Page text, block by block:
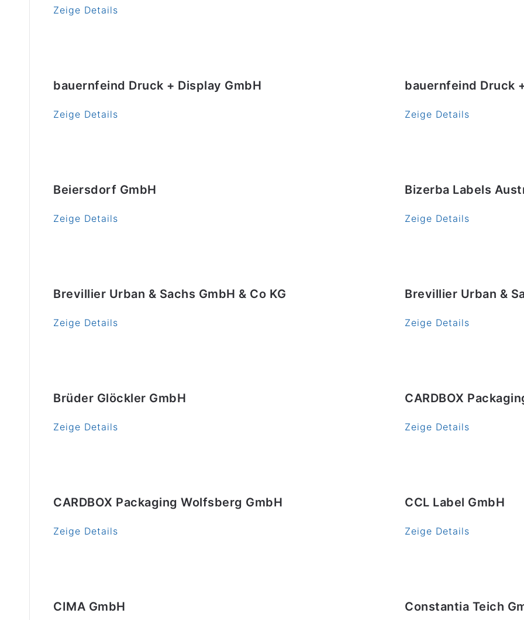
Zeige Details
bauernfeind Druck + Display GmbH
Zeige Details
bauernfeind Druck
Zeige Details
Beiersdorf GmbH
Zeige Details
Bizerba Labels
Zeige Details
Brevillier Urban & Sachs GmbH & Co KG
Zeige Details
Brevillier Urban &
Zeige Details
Brüder Glöckler GmbH
Zeige Details
CARDBOX
Zeige Details
CARDBOX Packaging Wolfsberg GmbH
Zeige Details
CCL Label GmbH
Zeige Details
CIMA GmbH Constantia Teich